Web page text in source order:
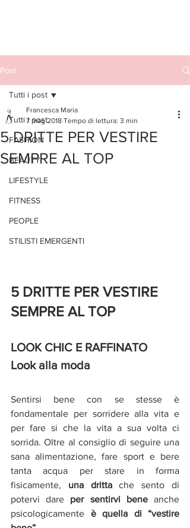
Post
Tutti i post
FASHION
BEAUTY
LIFESTYLE
FITNESS
PEOPLE
STILISTI EMERGENTI
Tutti i post
5 DRITTE PER VESTIRE
SEMPRE AL TOP
Francesca Maria
7 mag 2018 Tempo di lettura: 3 min
5 DRITTE PER VESTIRE
SEMPRE AL TOP
LOOK CHIC E RAFFINATO
Look alla moda
Sentirsi bene con se stesse è
fondamentale per sorridere alla vita e
per fare si che la vita a sua volta ci
sorrida. Oltre al consiglio di seguire una
sana alimentazione, fare sport e bere
tanta acqua per stare in forma
fisicamente, una dritta che sento di
potervi dare per sentirvi bene anche
psicologicamente è quella di “vestire